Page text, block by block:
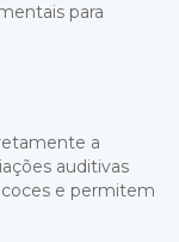
para
a
auditivas
e permitem